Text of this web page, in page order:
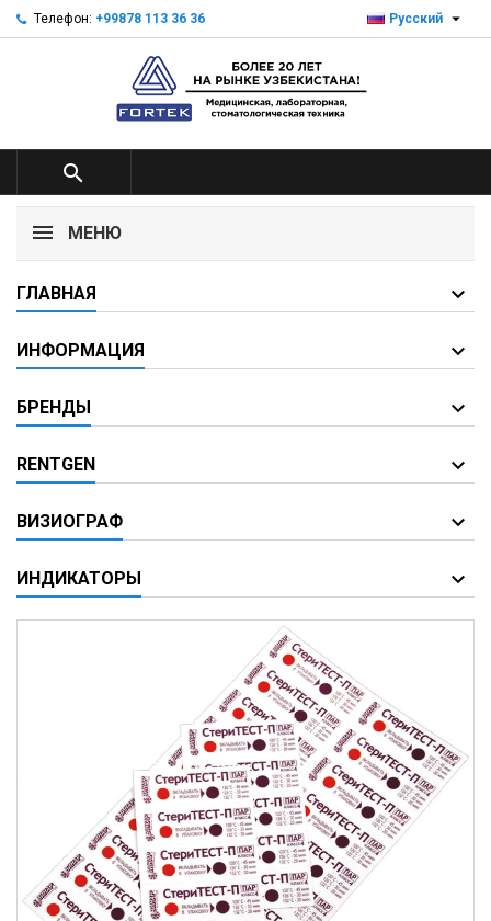
Телефон: +99878 113 36 36 Русский 

МЕНЮ
ГЛАВНАЯ
ИНФОРМАЦИЯ
БРЕНДЫ
RENTGEN
ВИЗИОГРАФ
ИНДИКАТОРЫ